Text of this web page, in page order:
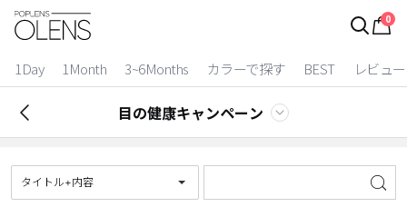
0
1Day 1Month 3~6Months カラーで探す BEST レビュー
ログイン
カラコン比較
今月限定特典
ベスト
目の健康キャンペーン
タイトル+内容